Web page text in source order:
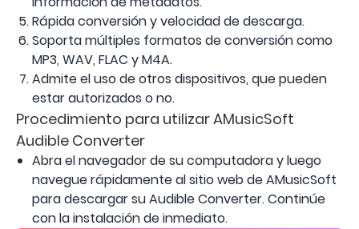
Rápida conversión y velocidad de descarga.
Soporta múltiples formatos de conversión como
MP3, WAV, FLAC y M4A.
Admite el uso de otros dispositivos, que pueden
estar autorizados o no.
Procedimiento para utilizar AMusicSoft
Audible Converter
Abra el navegador de su computadora y luego
navegue rápidamente al sitio web de AMusicSoft
para descargar su Audible Converter. Continúe
con la instalación de inmediato.